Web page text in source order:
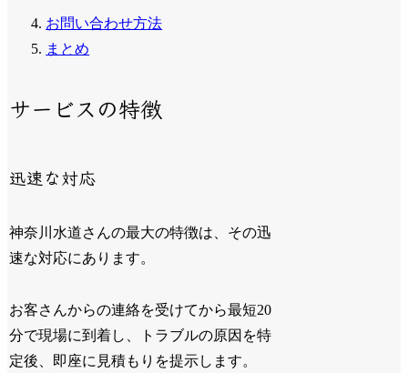
お問い合わせ方法
まとめ
サービスの特徴
迅速な対応
神奈川水道さんの最大の特徴は、その迅
速な対応にあります。
お客さんからの連絡を受けてから最短20
分で現場に到着し、トラブルの原因を特
定後、即座に見積もりを提示します。